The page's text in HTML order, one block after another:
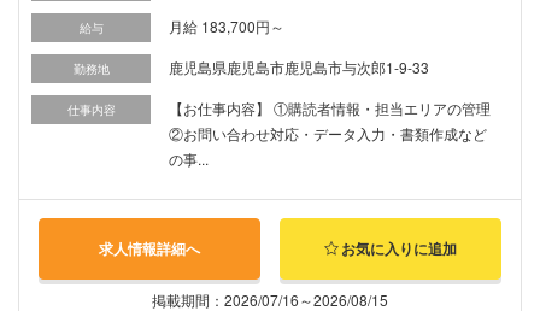
給与 月給 183,700円～
勤務地 鹿児島県鹿児島市鹿児島市与次郎1-9-33
仕事内容
【お仕事内容】 ①購読者情報・担当エリアの管理
②お問い合わせ対応・データ入力・書類作成など
の事...
求人情報詳細へ お気に入りに追加
掲載期間：2026/07/16～2026/08/15